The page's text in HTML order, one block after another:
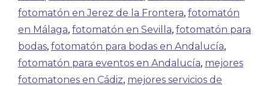
fotomatón en Jerez de la Frontera, fotomatón
en Málaga, fotomatón en Sevilla, fotomatón para
bodas, fotomatón para bodas en Andalucía,
fotomatón para eventos en Andalucía, mejores
fotomatones en Cádiz, mejores servicios de